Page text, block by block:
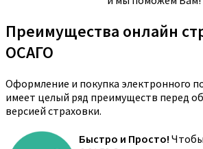
Преимущества онлайн
ОСАГО
Оформление и покупка электронного
имеет целый ряд преимуществ перед
версией страховки.
Быстро и Просто!